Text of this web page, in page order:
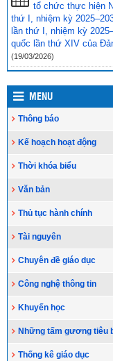
Đẩy nhanh tiến độ thi
2023” tặng học sinh
ở(10/08/2023)
tổ chức thực hiện
thứ I, nhiệm kỳ
lần thứ I, nhiệm kỳ
quốc lần thứ XIV của
(19/03/2026)
MENU
Thông báo
Kế hoạch hoạt động
Thời khóa biểu
Văn bản
Thủ tục hành chính
Tài nguyên
Chuyên đề giáo dục
Công nghệ thông tin
Khuyến học
Những tấm gương tiêu
Thống kê giáo dục